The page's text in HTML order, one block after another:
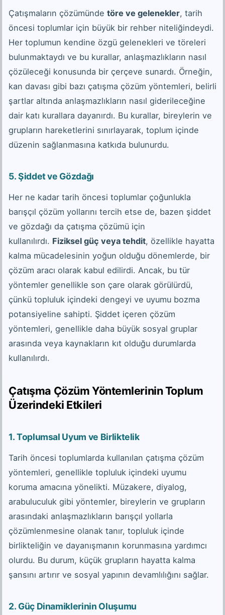
Çatışmaların çözümünde töre ve gelenekler, tarih
öncesi toplumlar için büyük bir rehber niteliğindeydi.
Her toplumun kendine özgü gelenekleri ve töreleri
bulunmaktaydı ve bu kurallar, anlaşmazlıkların nasıl
çözüleceği konusunda bir çerçeve sunardı. Örneğin,
kan davası gibi bazı çatışma çözüm yöntemleri, belirli
şartlar altında anlaşmazlıkların nasıl giderileceğine
dair katı kurallara dayanırdı. Bu kurallar, bireylerin ve
grupların hareketlerini sınırlayarak, toplum içinde
düzenin sağlanmasına katkıda bulunurdu.
5.Şiddet ve Gözdağı
Her ne kadar tarih öncesi toplumlar çoğunlukla
barışçıl çözüm yollarını tercih etse de, bazen şiddet
ve gözdağı da çatışma çözümü için
kullanılırdı. Fiziksel güç veya tehdit, özellikle hayatta
kalma mücadelesinin yoğun olduğu dönemlerde, bir
çözüm aracı olarak kabul edilirdi. Ancak, bu tür
yöntemler genellikle son çare olarak görülürdü,
çünkü topluluk içindeki dengeyi ve uyumu bozma
potansiyeline sahipti. Şiddet içeren çözüm
yöntemleri, genellikle daha büyük sosyal gruplar
arasında veya kaynakların kıt olduğu durumlarda
kullanılırdı.
Çatışma Çözüm Yöntemlerinin Toplum
Üzerindeki Etkileri
1.Toplumsal Uyum ve Birliktelik
Tarih öncesi toplumlarda kullanılan çatışma çözüm
yöntemleri, genellikle topluluk içindeki uyumu
koruma amacına yönelikti. Müzakere, diyalog,
arabuluculuk gibi yöntemler, bireylerin ve grupların
arasındaki anlaşmazlıkların barışçıl yollarla
çözümlenmesine olanak tanır, topluluk içinde
birlikteliğin ve dayanışmanın korunmasına yardımcı
olurdu. Bu durum, küçük grupların hayatta kalma
şansını artırır ve sosyal yapının devamlılığını sağlar.
2. Güç Dinamiklerinin Oluşumu